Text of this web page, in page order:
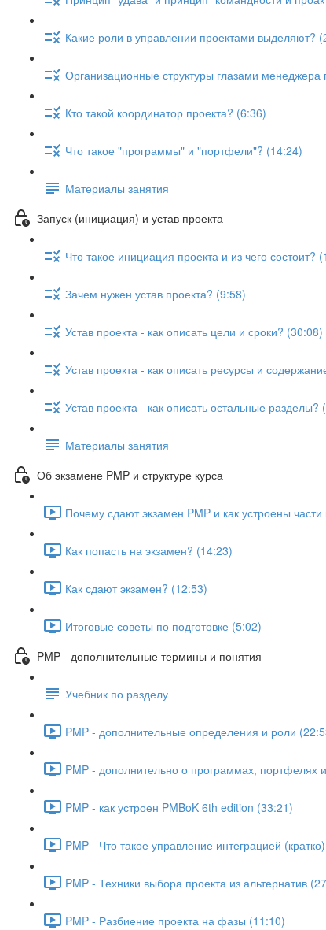
Какие роли в управлении проектами выделяют?
Организационные структуры глазами менеджера
Кто такой координатор проекта? (6:36)
Что такое "программы" и "портфели"? (14:24)
Материалы занятия
Запуск (инициация) и устав проекта
Что такое инициация проекта и из чего состоит?
Зачем нужен устав проекта? (9:58)
Устав проекта - как описать цели и сроки? (30:08)
Устав проекта - как описать ресурсы и
Устав проекта - как описать остальные разделы?
Материалы занятия
Об экзамене PMP и структуре курса
Почему сдают экзамен PMP и как устроены части
Как попасть на экзамен? (14:23)
Как сдают экзамен? (12:53)
Итоговые советы по подготовке (5:02)
PMP - дополнительные термины и понятия
Учебник по разделу
PMP - дополнительные определения и роли
PMP - дополнительно о программах, портфелях
PMP - как устроен PMBoK 6th edition (33:21)
PMP - Что такое управление интеграцией
PMP - Техники выбора проекта из альтернатив
PMP - Разбиение проекта на фазы (11:10)